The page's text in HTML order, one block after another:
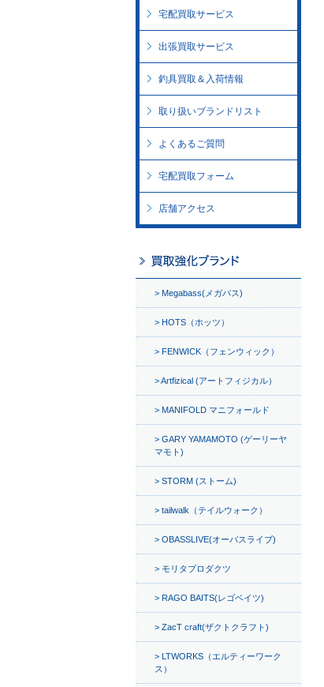
宅配買取サービス
出張買取サービス
釣具買取＆入荷情報
取り扱いブランドリスト
よくあるご質問
宅配買取フォーム
店舗アクセス
Megabass(メガバス)
HOTS（ホッツ）
FENWICK（フェンウィック）
Artfizical (アートフィジカル）
MANIFOLD マニフォールド
GARY YAMAMOTO (ゲーリーヤ
マモト)
STORM (ストーム)
tailwalk（テイルウォーク）
OBASSLIVE(オーバスライブ)
モリタプロダクツ
RAGO BAITS(レゴベイツ)
ZacT craft(ザクトクラフト)
LTWORKS（エルティーワーク
ス）